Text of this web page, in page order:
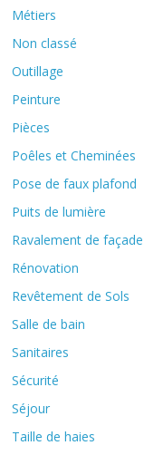
Métiers
Non classé
Outillage
Peinture
Pièces
Poêles et Cheminées
Pose de faux plafond
Puits de lumière
Ravalement de façade
Rénovation
Revêtement de Sols
Salle de bain
Sanitaires
Sécurité
Séjour
Taille de haies